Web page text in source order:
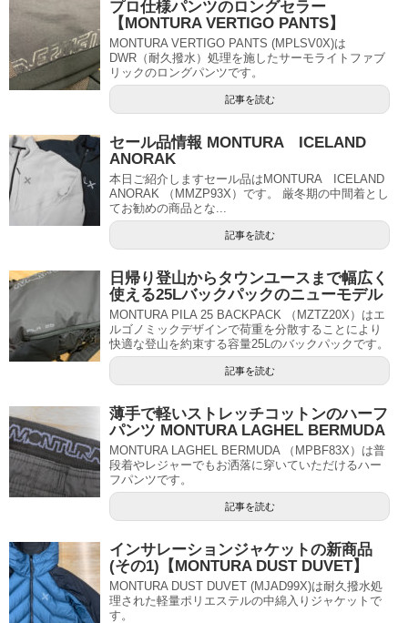
プロ仕様パンツのロングセラー
【MONTURA VERTIGO PANTS】
MONTURA VERTIGO PANTS (MPLSV0X)は
DWR（耐久撥水）処理を施したサーモライトファブ
リックのロングパンツです。
記事を読む
セール品情報 MONTURA ICELAND
ANORAK
本日ご紹介しますセール品はMONTURA ICELAND
ANORAK （MMZP93X）です。 厳冬期の中間着とし
てお勧めの商品とな...
記事を読む
日帰り登山からタウンユースまで幅広く
使える25Lバックパックのニューモデル
MONTURA PILA 25 BACKPACK （MZTZ20X）はエ
ルゴノミックデザインで荷重を分散することにより
快適な登山を約束する容量25Lのバックパックです。
記事を読む
薄手で軽いストレッチコットンのハーフ
パンツ MONTURA LAGHEL BERMUDA
MONTURA LAGHEL BERMUDA （MPBF83X）は普
段着やレジャーでもお洒落に穿いていただけるハー
フパンツです。
記事を読む
インサレーションジャケットの新商品
(その1)【MONTURA DUST DUVET】
MONTURA DUST DUVET (MJAD99X)は耐久撥水処
理された軽量ポリエステルの中綿入りジャケットで
す。